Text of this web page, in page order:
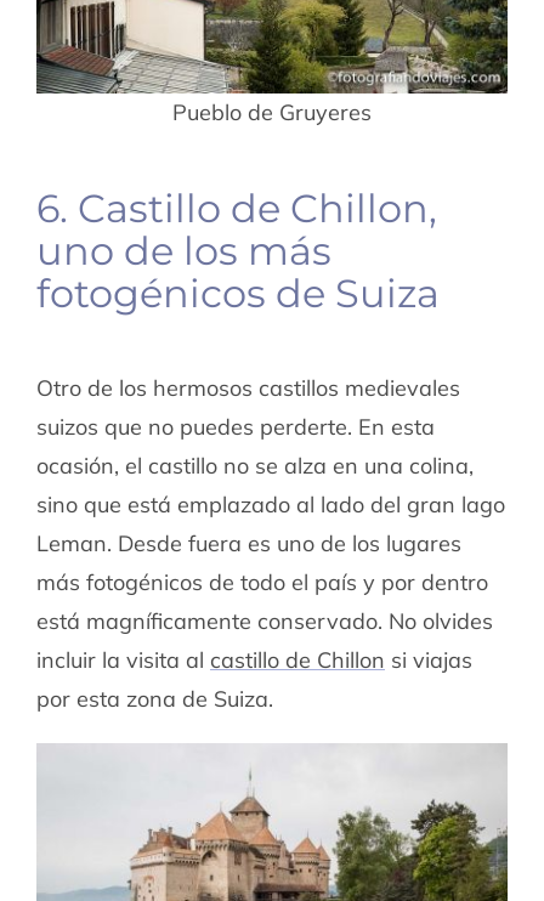
Pueblo de Gruyeres
6. Castillo de Chillon,
uno de los más
fotogénicos de Suiza
Otro de los hermosos castillos medievales
suizos que no puedes perderte. En esta
ocasión, el castillo no se alza en una colina,
sino que está emplazado al lado del gran lago
Leman. Desde fuera es uno de los lugares
más fotogénicos de todo el país y por dentro
está magníficamente conservado. No olvides
incluir la visita al castillo de Chillon si viajas
por esta zona de Suiza.